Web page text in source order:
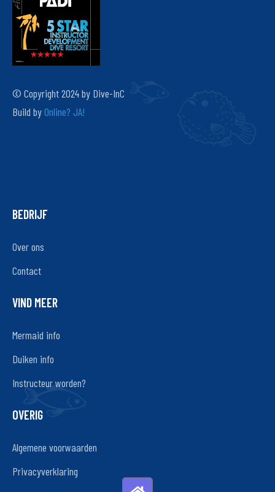
© Copyright 2024 by Dive-InC
Build byOnline? JA!
BEDRIJF
Over ons
Contact
VIND MEER
Mermaid info
Duiken info
Instructeur worden?
OVERIG
Algemene voorwaarden
Privacyverklaring